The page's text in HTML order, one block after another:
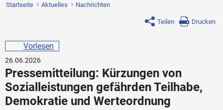
Startseite Aktuelles Nachrichten
Teilen Drucken
Vorlesen
26.06.2026
Pressemitteilung: Kürzungen von
Sozialleistungen gefährden Teilhabe,
Demokratie und Werteordnung